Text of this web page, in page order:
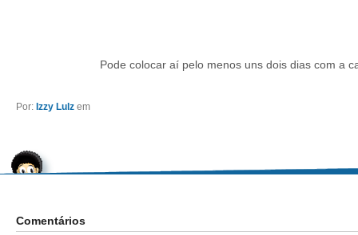
Pode colocar aí pelo menos uns dois dias com a
Por: Izzy Lulz em
Comentários